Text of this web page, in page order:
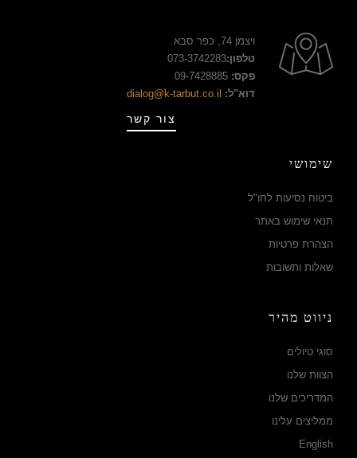
ויצמן 74, כפר סבא
טלפון:073-3742283
פקס:
דוא"ל: dialog@k-tarbut.co.il
צור קשר
שימושי
ביטוח נסיעות לחו"ל
תנאי שימוש באתר
הצהרת פרטיות
שאלות ותשובות
ניווט מהיר
סוגי טיולים
הצוות שלנו
המדריכים שלנו
ממליצים עלינו
English